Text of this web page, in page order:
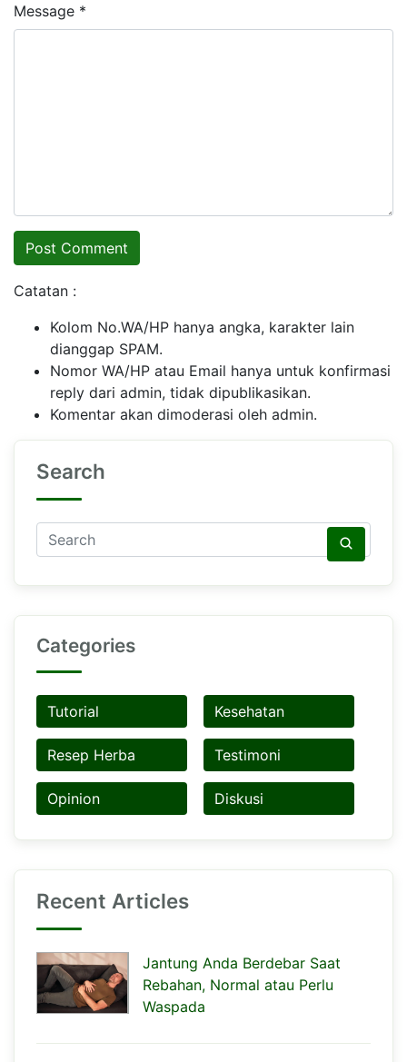
Message *
Catatan :
Kolom No.WA/HP hanya angka, karakter lain
dianggap SPAM.
Nomor WA/HP atau Email hanya untuk konfirmasi
reply dari admin, tidak dipublikasikan.
Komentar akan dimoderasi oleh admin.
Search
Categories
Tutorial Kesehatan
Resep Herba Testimoni
Opinion Diskusi
Recent Articles
Jantung Anda Berdebar Saat
Rebahan, Normal atau Perlu
Waspada